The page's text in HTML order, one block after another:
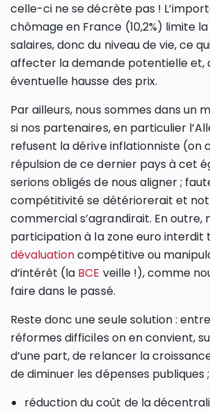
celle-ci ne se décrète pas !
chômage en France (10,2%) limite
salaires, donc du niveau de vie, ce
affecter la demande potentielle et,
éventuelle hausse des prix.
Par ailleurs, nous sommes dans un
si nos partenaires, en particulier
refusent la dérive inflationniste (on
répulsion de ce dernier pays à cet
serions obligés de nous aligner ;
compétitivité se détériorerait et
commercial s’agrandirait. En outre,
participation à la zone euro interdit
dévaluationcompétitive ou
d’intérêt (la BCE veille !), comme
faire dans le passé.
Reste donc une seule solution :
réformes difficiles on en convient,
d’une part, de relancer la
de diminuer les dépenses publiques
réduction du coût de la